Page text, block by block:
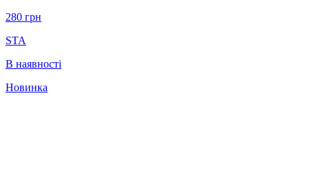
280 грн
STA
В наявності
Новинка